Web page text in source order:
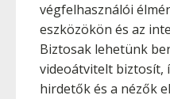
végfelhasználói
eszközökön és az
Biztosak lehetünk
videoátvitelt biztosít,
hirdetők és a nézők